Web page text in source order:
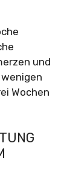
und
Wochen